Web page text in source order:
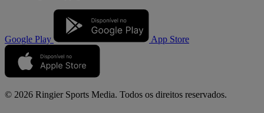
Google Play App Store
© 2026 Ringier Sports Media. Todos os direitos reservados.